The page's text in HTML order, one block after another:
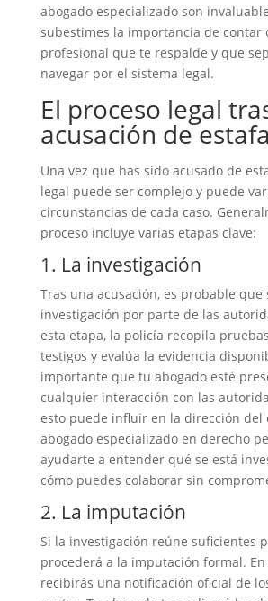
abogado especializado son
subestimes la importancia de contar
profesional que te respalde y que
navegar por el sistema legal.
El proceso legal
acusación de estafa
Una vez que has sido acusado de
legal puede ser complejo y puede
circunstancias de cada caso.
proceso incluye varias etapas clave:
1. La investigación
Tras una acusación, es probable que
investigación por parte de las
esta etapa, la policía recopila
testigos y evalúa la evidencia
importante que tu abogado esté
cualquier interacción con las
esto puede influir en la dirección del
abogado especializado en derecho
ayudarte a entender qué se está
cómo puedes colaborar sin
2. La imputación
Si la investigación reúne suficientes
procederá a la imputación formal.
recibirás una notificación oficial de